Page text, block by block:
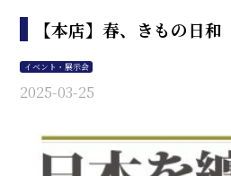
【本店】春、きもの日和
イベント・展示会
2025-03-25